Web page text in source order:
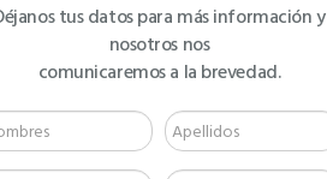
ENGLISH LEVEL B1
tus datos para más información y
nosotros nos
comunicaremos a la brevedad.